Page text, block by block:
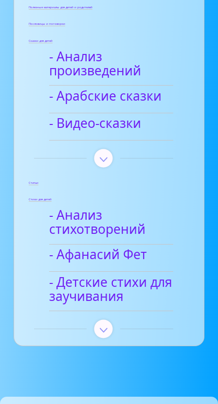
Полезные материалы для детей и родителей
Пословицы и поговорки
Сказки для детей
- Анализ
произведений
- Арабские сказки
- Видео-сказки
Статьи
Стихи для детей
- Анализ
стихотворений
- Афанасий Фет
- Детские стихи для
заучивания